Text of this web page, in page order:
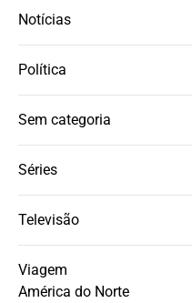
Notícias
Política
Sem categoria
Séries
Televisão
Viagem
América do Norte